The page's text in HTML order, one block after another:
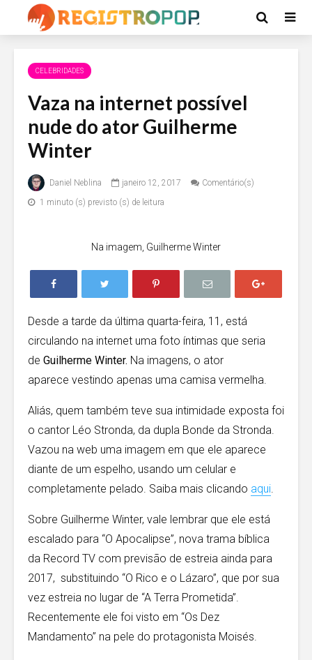
CELEBRIDADES
Vaza na internet possível
nude do ator Guilherme
Winter
Daniel Neblina janeiro 12, 2017
Comentário(s)
1 minuto (s) previsto (s) de leitura
Na imagem, Guilherme Winter
Desde a tarde da última quarta-feira, 11, está
circulando na internet uma foto íntimas que seria
de Guilherme Winter. Na imagens, o ator
aparece vestindo apenas uma camisa vermelha.
Aliás, quem também teve sua intimidade exposta foi
o cantor Léo Stronda, da dupla Bonde da Stronda.
Vazou na web uma imagem em que ele aparece
diante de um espelho, usando um celular e
completamente pelado. Saiba mais clicando aqui.
Sobre Guilherme Winter, vale lembrar que ele está
escalado para “O Apocalipse”, nova trama bíblica
da Record TV com previsão de estreia ainda para
2017, substituindo “O Rico e o Lázaro”, que por sua
vez estreia no lugar de “A Terra Prometida”.
Recentemente ele foi visto em “Os Dez
Mandamento” na pele do protagonista Moisés.